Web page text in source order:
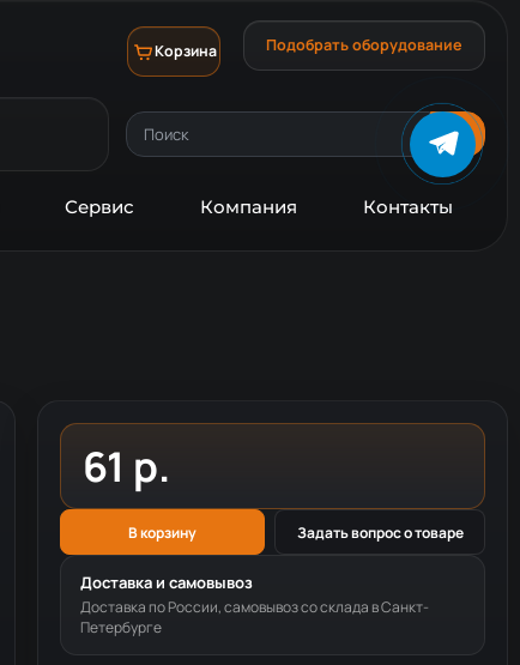
Корзина Подобрать оборудование
Сервис Компания Контакты
61 р.
В корзину Задать вопрос о товаре
Доставка и самовывоз
Доставка по России, самовывоз со склада в Санкт-
Петербурге